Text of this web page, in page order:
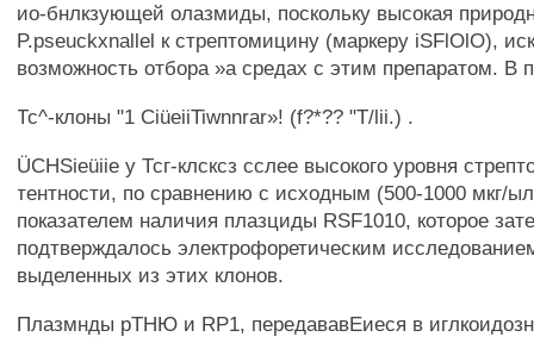
ио-бнлкзующей олазмиды, поскольку высокая
P.pseuckxnallel к стрептомицину (маркеру iSFlOlO),
возможность отбора »а средах с этим препаратом.
Тс^-клоны "1 CiüeiiTiwnnrar»! (f?*?? "T/lii.) .
ÜCHSieüiie у Тсг-клсксз сслее высокого уровня
тентности, по сравнению с исходным (500-1000 мкг/
показателем наличия плазциды RSF1010, которое
подтверждалось электрофоретическим
выделенных из этих клонов.
Плазмнды рТНЮ и RP1, передававЕиеся в